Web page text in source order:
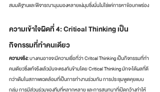
สมมติฐานและพิจารณามุมมองหลายแง่มุมซึ่งนั่นไม่ใช่แค่การหาข้อบกพร่อง
ความเข้าใจผิดที่ 4: Critical Thinking เป็น
กิจกรรมที่ทำคนเดียว
ความจริง: บางคนอาจจะมีความเชื่อที่ว่า Critcal Thinking เป็นกิจกรรมที่ทำ
คนเดียวซึ่งแท้จริงแล้วมันจะตรงกันข้ามโดย Critical Thinking มักจะได้ผลที่ดี
กว่าเดิมในสภาพแวดล้อมที่เป็นการทำงานร่วมกัน การประชุมพูดคุยแบบ
กลุ่ม การมีส่วนร่วมของทีมที่หลากหลาย และการสนทนาที่เปิดกว้างทำให้